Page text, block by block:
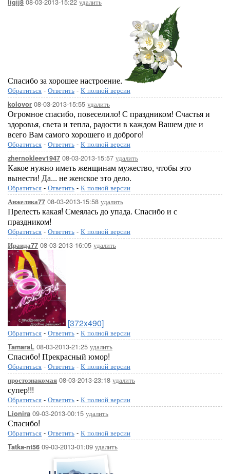
ligij8
Спасибо за хорошее настроение.
Обратиться - Ответить - К полной версии
kolovor 08-03-2013-15:55 удалить
Огромное спасибо, повеселило! С праздником! Счастья и
здоровья, света и тепла, радости в каждом Вашем дне и
всего Вам самого хорошего и доброго!
Обратиться - Ответить - К полной версии
zhernokleev1947 08-03-2013-15:57 удалить
Какое нужно иметь женщинам мужество, чтобы это
вынести! Да... не женское это дело.
Обратиться - Ответить - К полной версии
Анжелика77 08-03-2013-15:58 удалить
Прелесть какая! Смеялась до упада. Спасибо и с
праздником!
Обратиться - Ответить - К полной версии
Ираида77 08-03-2013-16:05 удалить
[372x490]
Обратиться - Ответить - К полной версии
TamaraL 08-03-2013-21:25 удалить
Спасибо! Прекрасный юмор!
Обратиться - Ответить - К полной версии
простознакомая 08-03-2013-23:18 удалить
супер!!!
Обратиться - Ответить - К полной версии
Lionira 09-03-2013-00:15 удалить
Спасибо!
Обратиться - Ответить - К полной версии
Tatka-nt56 09-03-2013-01:09 удалить